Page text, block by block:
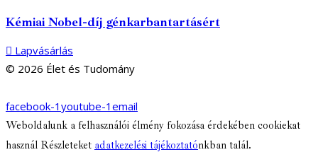
Kémiai Nobel-díj génkarbantartásért
Lapvásárlás
© 2026 Élet és Tudomány
facebook-1 youtube-1 email
Weboldalunk a felhasználói élmény fokozása érdekében cookiekat
használ Részleteket adatkezelési tájékoztatónkban talál.